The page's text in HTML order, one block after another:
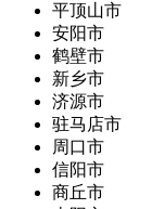
平顶山市
安阳市
鹤壁市
新乡市
济源市
驻马店市
周口市
信阳市
商丘市